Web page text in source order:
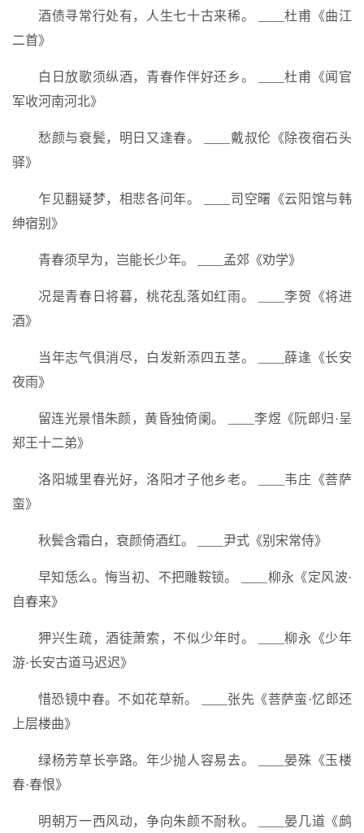
酒债寻常行处有，人生七十古来稀。 ____杜甫《曲江
二首》
白日放歌须纵酒，青春作伴好还乡。 ____杜甫《闻官
军收河南河北》
愁颜与衰鬓，明日又逢春。 ____戴叔伦《除夜宿石头
驿》
乍见翻疑梦，相悲各问年。 ____司空曙《云阳馆与韩
绅宿别》
青春须早为，岂能长少年。 ____孟郊《劝学》
况是青春日将暮，桃花乱落如红雨。 ____李贺《将进
酒》
当年志气俱消尽，白发新添四五茎。 ____薛逢《长安
夜雨》
留连光景惜朱颜，黄昏独倚阑。 ____李煜《阮郎归·呈
郑王十二弟》
洛阳城里春光好，洛阳才子他乡老。 ____韦庄《菩萨
蛮》
秋鬓含霜白，衰颜倚酒红。 ____尹式《别宋常侍》
早知恁么。悔当初、不把雕鞍锁。 ____柳永《定风波·
自春来》
狎兴生疏，酒徒萧索，不似少年时。 ____柳永《少年
游·长安古道马迟迟》
惜恐镜中春。不如花草新。 ____张先《菩萨蛮·忆郎还
上层楼曲》
绿杨芳草长亭路。年少抛人容易去。 ____晏殊《玉楼
春·春恨》
明朝万一西风动，争向朱颜不耐秋。 ____晏几道《鹧